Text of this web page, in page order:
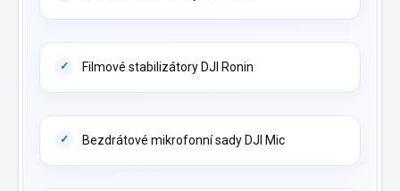
Filmové stabilizátory DJI Ronin
Bezdrátové mikrofonní sady DJI Mic